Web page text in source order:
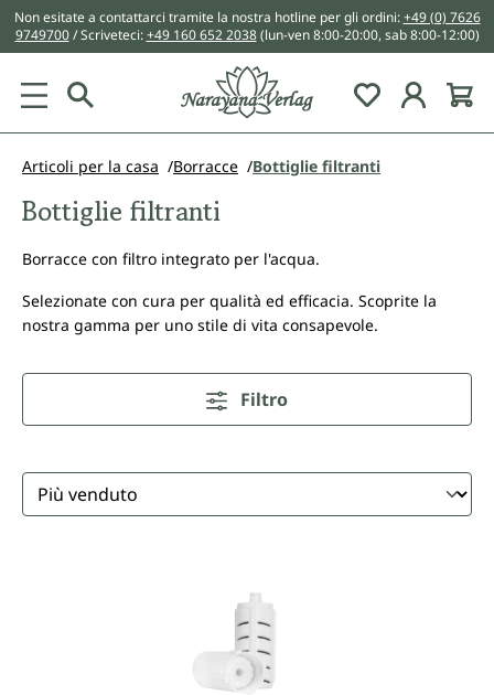
principale
Non esitate a contattarci tramite la nostra hotline per gli ordini:+49 (0) 7626
9749700/ Scriveteci:+49 160 652 2038 (lun-ven 8:00-20:00, sab 8:00-12:00)
You have 0
Articoli per la casa Borracce Bottiglie filtranti
Bottiglie filtranti
Borracce con filtro integrato per l'acqua.
Selezionate con cura per qualità ed efficacia. Scoprite la
nostra gamma per uno stile di vita consapevole.
Filtro